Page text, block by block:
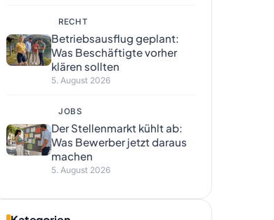
RECHT
Betriebsausflug geplant:
Was Beschäftigte vorher
klären sollten
5. August 2026
JOBS
Der Stellenmarkt kühlt ab:
Was Bewerber jetzt daraus
machen
5. August 2026